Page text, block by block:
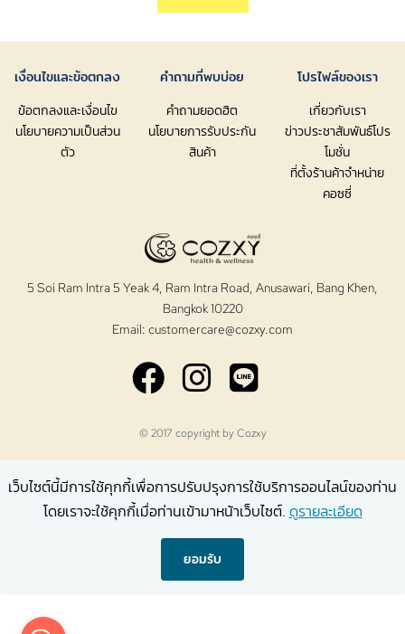
เงื่อนไขและข้อตกลง
ข้อตกลงและเงื่อนไข
นโยบายความเป็นส่วน
ตัว
คำถามที่พบบ่อย
คำถามยอดฮิต
นโยบายการรับประกัน
สินค้า
โปรไฟล์ของเรา
เกี่ยวกับเรา
ข่าวประชาสัมพันธ์โปร
โมชั่น
ที่ตั้งร้านค้าจำหน่าย
คอซซี่
5 Soi Ram Intra 5 Yeak 4, Ram Intra Road, Anusawari, Bang Khen,
Bangkok 10220
Email: customercare@cozxy.com
© 2017 copyright byCozxy
เว็บไซต์นี้มีการใช้คุกกี้เพื่อการปรับปรุงการใช้บริการออนไลน์ของท่าน
โดยเราจะใช้คุกกี้เมื่อท่านเข้ามาหน้าเว็บไซต์. ดูรายละเอียด
ยอมรับ